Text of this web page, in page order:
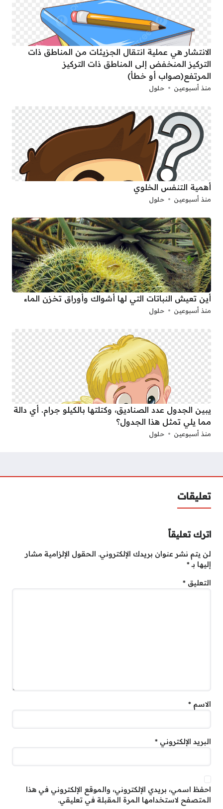
الانتشار هي عملية انتقال الجزيئات من المناطق ذات
التركيز المنخفض إلى المناطق ذات التركيز
المرتفع(صواب أو خطأ)
منذ أسبوعين حلول
أهمية التنفس الخلوي
منذ أسبوعين حلول
أين تعيش النباتات التي لها أشواك وأوراق تخزن الماء
منذ أسبوعين حلول
يبين الجدول عدد الصناديق، وكتلتها بالكيلو جرام. أي دالة
مما يلي تمثل هذا الجدول؟
منذ أسبوعين حلول
تعليقات
اترك تعليقاً
لن يتم نشر عنوان بريدك الإلكتروني. الحقول الإلزامية مشار
إليها بـ*
التعليق *
الاسم *
البريد الإلكتروني *
احفظ اسمي، بريدي الإلكتروني، والموقع الإلكتروني في هذا
المتصفح لاستخدامها المرة المقبلة في تعليقي.